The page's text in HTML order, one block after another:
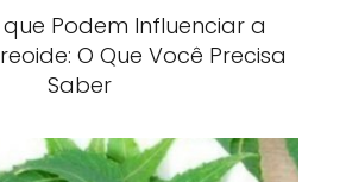
Podem Influenciar a
O Que Você Precisa
Saber